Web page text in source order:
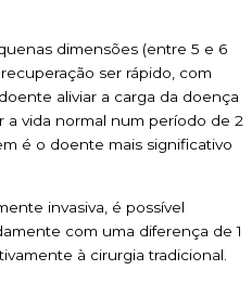
dimensões (entre 5 e 6
ser rápido, com
aliviar a carga da doença
vida normal num período de 2
é o doente mais significativo
invasiva, é possível
com uma diferença de 1
à cirurgia tradicional.